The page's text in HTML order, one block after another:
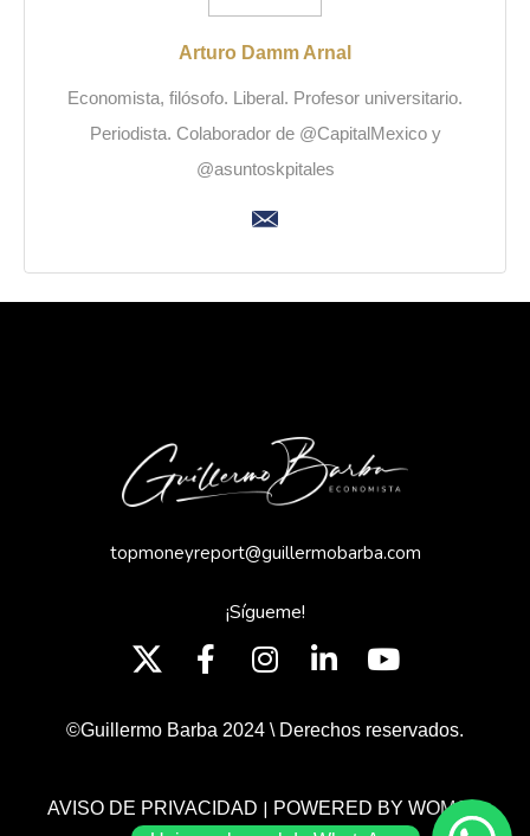
Arturo Damm Arnal
Economista, filósofo. Liberal. Profesor universitario.
Periodista. Colaborador de @CapitalMexico y
@asuntoskpitales
topmoneyreport@guillermobarba.com
¡Sígueme!
©Guillermo Barba 2024 \ Derechos reservados.
AVISO DE PRIVACIDAD | POWERED BY WOMGP